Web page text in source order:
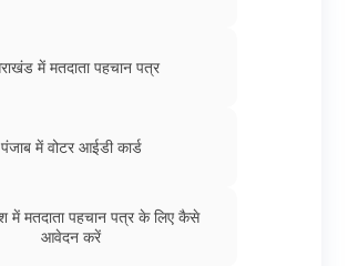
में मतदाता पहचान पत्र
पंजाब में वोटर आईडी कार्ड
में मतदाता पहचान पत्र के लिए कैसे
आवेदन करें